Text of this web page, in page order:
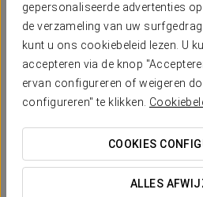
gepersonaliseerde advertenties
de verzameling van uw
kunt u ons cookiebeleid lezen. U
accepteren via de knop
ervan configureren of weigeren
configureren" te klikken.
COOKIES
ALLES
€ 6,90
Italian Breakfast
In Eurostars Roma Aeterna, we
mornings in the most delicious